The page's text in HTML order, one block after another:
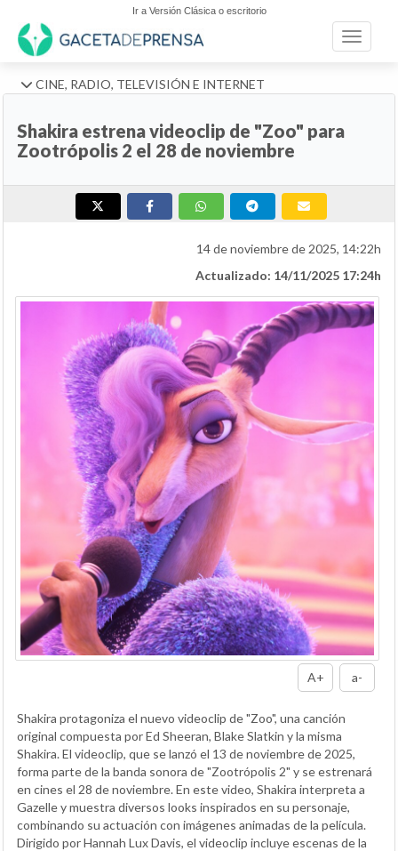
Ir a Versión Clásica o escritorio
Toggle
CINE, RADIO, TELEVISIÓN E INTERNET
Shakira estrena videoclip de "Zoo" para
Zootrópolis 2 el 28 de noviembre
14 de noviembre de 2025, 14:22h
Actualizado: 14/11/2025 17:24h
A+ a-
Shakira protagoniza el nuevo videoclip de "Zoo", una canción
original compuesta por Ed Sheeran, Blake Slatkin y la misma
Shakira. El videoclip, que se lanzó el 13 de noviembre de 2025,
forma parte de la banda sonora de "Zootrópolis 2" y se estrenará
en cines el 28 de noviembre. En este video, Shakira interpreta a
Gazelle y muestra diversos looks inspirados en su personaje,
combinando su actuación con imágenes animadas de la película.
Dirigido por Hannah Lux Davis, el videoclip incluye escenas de la